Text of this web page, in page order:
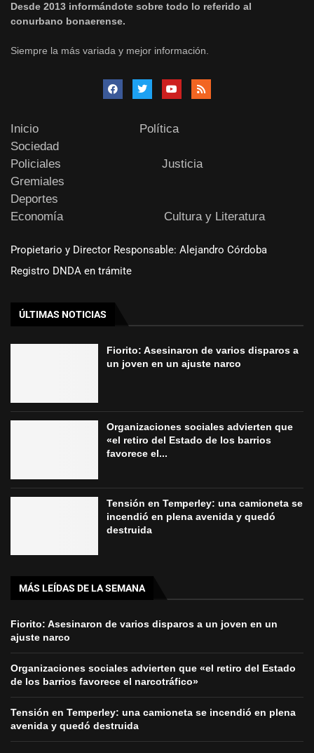
Desde 2013 informándote sobre todo lo referido al
conurbano bonaerense.
Siempre la más variada y mejor información.
Inicio
Política
Sociedad
Policiales
Justicia
Gremiales
Deportes
Economía
Cultura y Literatura
Propietario y Director Responsable: Alejandro Córdoba
Registro DNDA en trámite
ÚLTIMAS NOTICIAS
Fiorito: Asesinaron de varios disparos a
un joven en un ajuste narco
Organizaciones sociales advierten que
«el retiro del Estado de los barrios
favorece el...
Tensión en Temperley: una camioneta se
incendió en plena avenida y quedó
destruida
MÁS LEÍDAS DE LA SEMANA
Fiorito: Asesinaron de varios disparos a un joven en un
ajuste narco
Organizaciones sociales advierten que «el retiro del Estado
de los barrios favorece el narcotráfico»
Tensión en Temperley: una camioneta se incendió en plena
avenida y quedó destruida